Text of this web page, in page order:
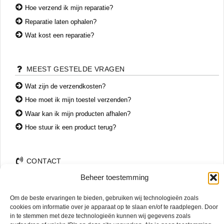
Beheer toestemming
Om de beste ervaringen te bieden, gebruiken wij technologieën zoals
cookies om informatie over je apparaat op te slaan en/of te raadplegen. Door
in te stemmen met deze technologieën kunnen wij gegevens zoals
Hoe verzend ik mijn reparatie?
Reparatie laten ophalen?
Wat kost een reparatie?
MEEST GESTELDE VRAGEN
Wat zijn de verzendkosten?
Hoe moet ik mijn toestel verzenden?
Waar kan ik mijn producten afhalen?
Hoe stuur ik een product terug?
CONTACT
Wemenstraat 26
7551 EX Hengelo